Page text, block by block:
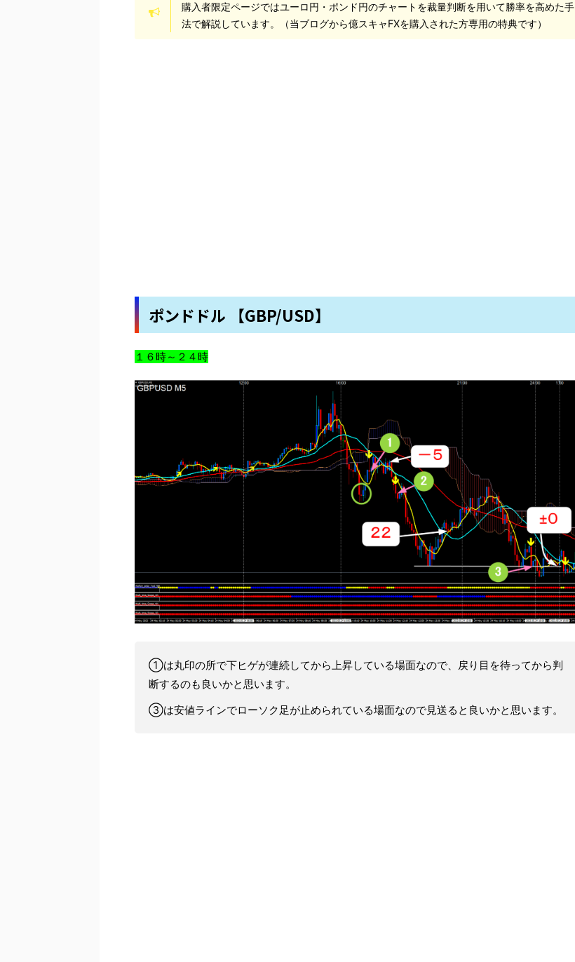
購入者限定ページではユーロ円・ポンド円のチャートを裁量判断を用いて勝率を高めた手
法で解説しています。（当ブログから億スキャFXを購入された方専用の特典です）
ポンドドル 【GBP/USD】
１６時～２４時
①は丸印の所で下ヒゲが連続してから上昇している場面なので、戻り目を待ってから判
断するのも良いかと思います。
③は安値ラインでローソク足が止められている場面なので見送ると良いかと思います。